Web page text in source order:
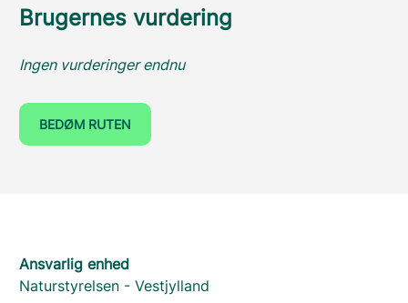
Brugernes vurdering
Ingen vurderinger endnu
BEDØM RUTEN
Ansvarlig enhed
Naturstyrelsen - Vestjylland